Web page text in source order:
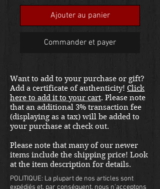
Ajouter au panier
Commander et payer
Want to add to your purchase or gift?
Add a certificate of authenticity! Click
here to add it to your cart. Please note
that an additional 3% transaction fee
(displaying as a tax) will be added to
your purchase at check out.
Please note that many of our newer
items include the shipping price! Look
at the item description for details.
POLITIQUE: La plupart de nos articles sont
expédiés et, par conséquent, nous n'acceptons